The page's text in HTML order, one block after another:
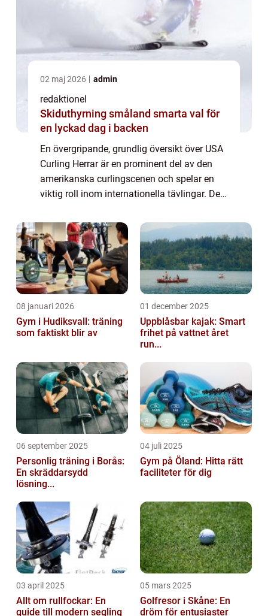
02 maj 2026 admin
redaktionel
Skiduthyrning småland smarta val för
en lyckad dag i backen
En övergripande, grundlig översikt över USA
Curling Herrar är en prominent del av den
amerikanska curlingscenen och spelar en
viktig roll inom internationella tävlingar. Det
och lagarbete för att kunna nå fr...
08 januari 2026
Gym i Hudiksvall: träning
som faktiskt blir av
01 december 2025
Uppblåsbar kajak: Smart
frihet på vattnet året
run...
06 september 2025
Personlig träning i Borås:
En skräddarsydd
lösning...
04 juli 2025
Gym på Öland: Hitta rätt
faciliteter för dig
03 april 2025
Allt om rullfockar: En
guide till modern segling
05 mars 2025
Golfresor i Skåne: En
dröm för entusiaster